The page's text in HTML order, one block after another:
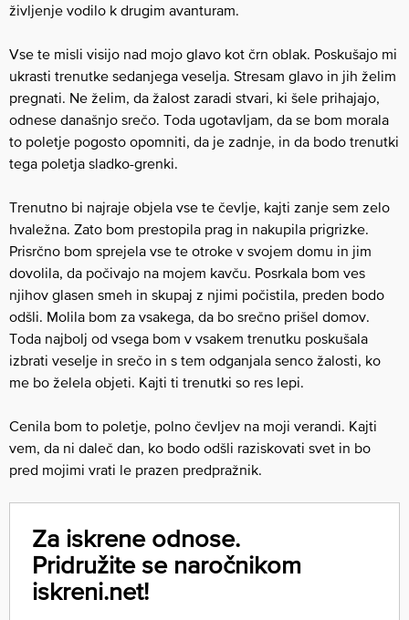
življenje vodilo k drugim avanturam.
Vse te misli visijo nad mojo glavo kot črn oblak. Poskušajo mi
ukrasti trenutke sedanjega veselja. Stresam glavo in jih želim
pregnati. Ne želim, da žalost zaradi stvari, ki šele prihajajo,
odnese današnjo srečo. Toda ugotavljam, da se bom morala
to poletje pogosto opomniti, da je zadnje, in da bodo trenutki
tega poletja sladko-grenki.
Trenutno bi najraje objela vse te čevlje, kajti zanje sem zelo
hvaležna. Zato bom prestopila prag in nakupila prigrizke.
Prisrčno bom sprejela vse te otroke v svojem domu in jim
dovolila, da počivajo na mojem kavču. Posrkala bom ves
njihov glasen smeh in skupaj z njimi počistila, preden bodo
odšli. Molila bom za vsakega, da bo srečno prišel domov.
Toda najbolj od vsega bom v vsakem trenutku poskušala
izbrati veselje in srečo in s tem odganjala senco žalosti, ko
me bo želela objeti. Kajti ti trenutki so res lepi.
Cenila bom to poletje, polno čevljev na moji verandi. Kajti
vem, da ni daleč dan, ko bodo odšli raziskovati svet in bo
pred mojimi vrati le prazen predpražnik.
Za iskrene odnose.
Pridružite se naročnikom
iskreni.net!